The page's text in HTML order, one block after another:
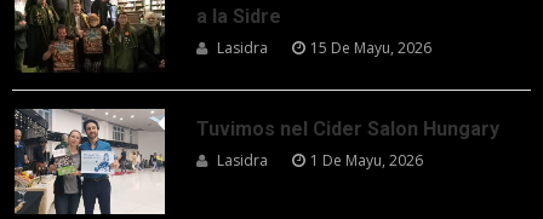
a la Sidre
Lasidra 15 De Mayu, 2026
Tuvimos nel Cider Salon Hungary
Lasidra 1 De Mayu, 2026